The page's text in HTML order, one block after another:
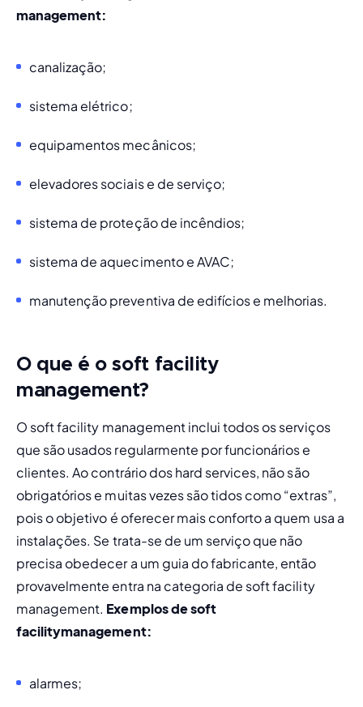
management:
canalização;
sistema elétrico;
equipamentos mecânicos;
elevadores sociais e de serviço;
sistema de proteção de incêndios;
sistema de aquecimento e AVAC;
manutenção preventiva de edifícios e melhorias.
O que é o soft facility
management?
O soft facility management inclui todos os serviços
que são usados regularmente por funcionários e
clientes. Ao contrário dos hard services, não são
obrigatórios e muitas vezes são tidos como “extras”,
pois o objetivo é oferecer mais conforto a quem usa a
instalações. Se trata-se de um serviço que não
precisa obedecer a um guia do fabricante, então
provavelmente entra na categoria de soft facility
management. Exemplos de soft
facilitymanagement:
alarmes;